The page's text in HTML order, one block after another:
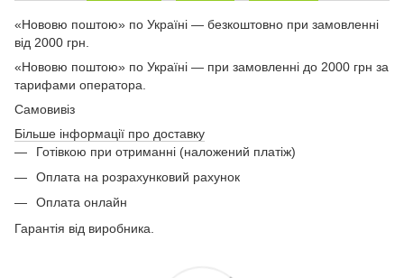
«Нововю поштою» по Україні — безкоштовно при замовленні
від 2000 грн.
«Нововю поштою» по Україні — при замовленні до 2000 грн за
тарифами оператора.
Самовивіз
Більше інформації про доставку
Готівкою при отриманні (наложений платіж)
Оплата на розрахунковий рахунок
Оплата онлайн
Гарантія від виробника.